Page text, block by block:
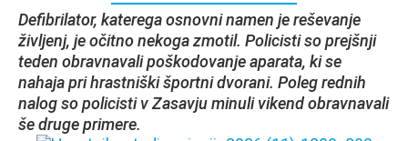
Defibrilator, katerega osnovni namen je reševanje
življenj, je očitno nekoga zmotil. Policisti so prejšnji
teden obravnavali poškodovanje aparata, ki se
nahaja pri hrastniški športni dvorani. Poleg rednih
nalog so policisti v Zasavju minuli vikend obravnavali
še druge primere.